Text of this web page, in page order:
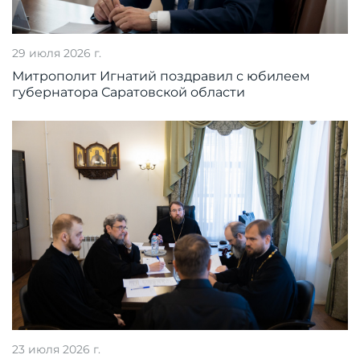
29 июля 2026 г.
Митрополит Игнатий поздравил с юбилеем
губернатора Саратовской области
23 июля 2026 г.